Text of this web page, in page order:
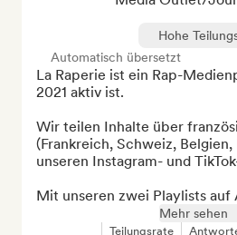
Hohe
Automatisch übersetzt
La Raperie ist ein Rap-
2021 aktiv ist.
Wir teilen Inhalte über
(Frankreich, Schweiz, Belgien,
unseren Instagram- und
Mit unseren zwei Playlists auf
Mehr sehen
Teilungsrate